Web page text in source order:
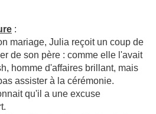
:
mariage, Julia reçoit un coup de
de son père : comme elle l'avait
homme d'affaires brillant, mais
assister à la cérémonie.
qu'il a une excuse